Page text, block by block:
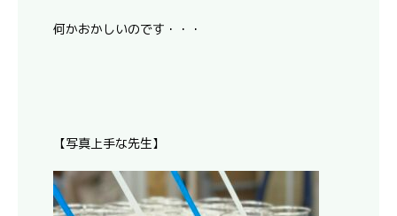
何かおかしいのです・・・
【写真上手な先生】